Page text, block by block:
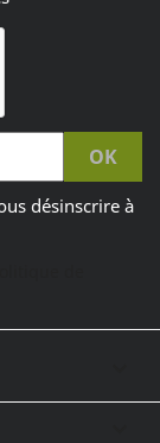
désinscrire à